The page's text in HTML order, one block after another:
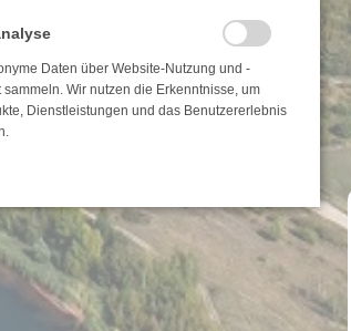
Daten über Website-Nutzung und -
sammeln. Wir nutzen die Erkenntnisse, um
Dienstleistungen und das Benutzererlebnis